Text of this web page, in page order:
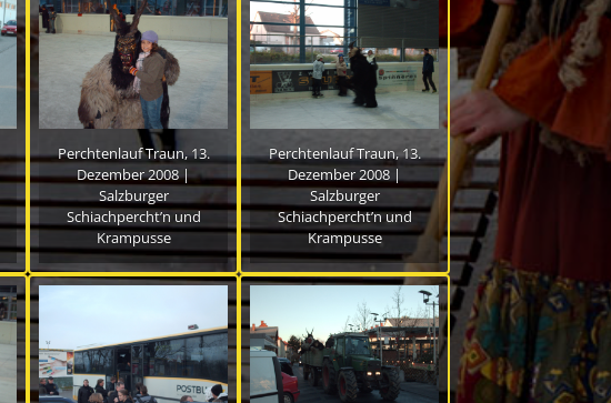
Perchtenlauf Traun, 13.
Dezember 2008 |
Salzburger
Schiachpercht’n und
Krampusse
Perchtenlauf Traun, 13.
Dezember 2008 |
Salzburger
Schiachpercht’n und
Krampusse